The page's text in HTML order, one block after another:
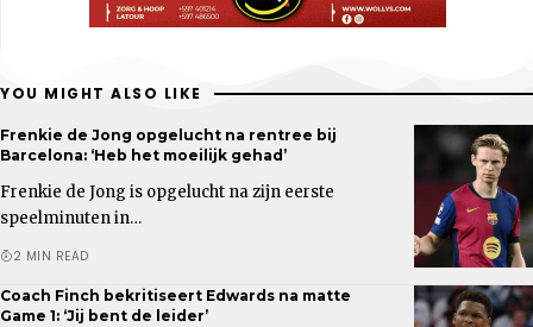
YOU MIGHT ALSO LIKE
Frenkie de Jong opgelucht na rentree bij
Barcelona: ‘Heb het moeilijk gehad’
Frenkie de Jong is opgelucht na zijn eerste
speelminuten in…
2 MIN READ
Coach Finch bekritiseert Edwards na matte
Game 1: ‘Jij bent de leider’